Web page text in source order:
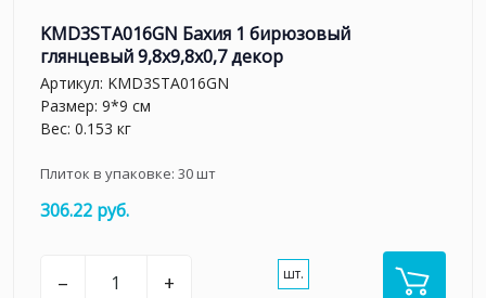
KMD3STA016GN Бахия 1 бирюзовый
глянцевый 9,8x9,8x0,7 декор
Артикул: KMD3STA016GN
Размер: 9*9 см
Вес: 0.153 кг
Плиток в упаковке: 30шт
306.22 руб.
– + шт.